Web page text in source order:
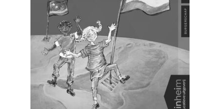
productpagina